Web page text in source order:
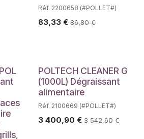
Réf. 2200658 (#POLLET#)
83,33€ 86,80€
POLTECH CLEANER G
(1000L) Dégraissant
alimentaire
Réf. 2100669 (#POLLET#)
3 400,90 € 3 542,60€